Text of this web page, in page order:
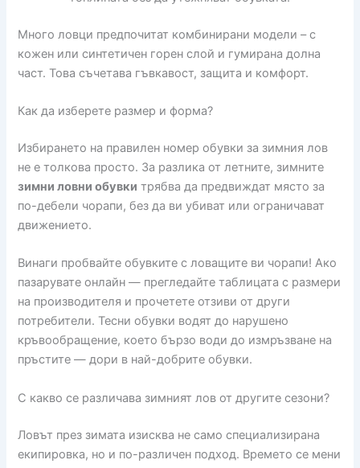
Много ловци предпочитат комбинирани модели – с
кожен или синтетичен горен слой и гумирана долна
част. Това съчетава гъвкавост, защита и комфорт.
Как да изберете размер и форма?
Избирането на правилен номер обувки за зимния лов
не е толкова просто. За разлика от летните, зимните
зимни ловни обувки трябва да предвиждат място за
по-дебели чорапи, без да ви убиват или ограничават
движението.
Винаги пробвайте обувките с ловащите ви чорапи! Ако
пазарувате онлайн — прегледайте таблицата с размери
на производителя и прочетете отзиви от други
потребители. Тесни обувки водят до нарушено
кръвообращение, което бързо води до измръзване на
пръстите — дори в най-добрите обувки.
С какво се различава зимният лов от другите сезони?
Ловът през зимата изисква не само специализирана
екипировка, но и по-различен подход. Времето се мени